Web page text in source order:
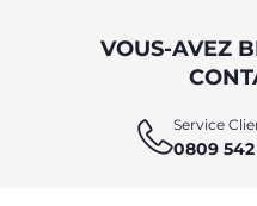
VOUS-AVEZ
Service
0809 542